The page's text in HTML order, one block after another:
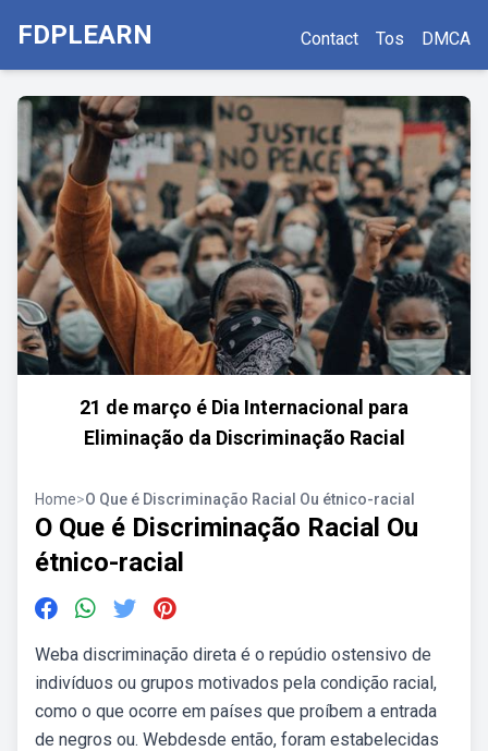
FDPLEARN Contact Tos DMCA
21 de março é Dia Internacional para
Eliminação da Discriminação Racial
Home>O Que é Discriminação Racial Ou étnico-racial
O Que é Discriminação Racial Ou
étnico-racial
Weba discriminação direta é o repúdio ostensivo de
indivíduos ou grupos motivados pela condição racial,
como o que ocorre em países que proíbem a entrada
de negros ou. Webdesde então, foram estabelecidas